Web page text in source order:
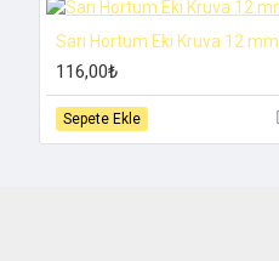
Sarı Hortum Eki Kruva 12 mm
116,00₺
Sepete Ekle